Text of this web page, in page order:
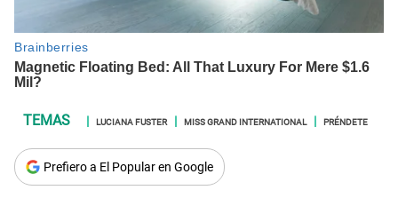
LUCIANA FUSTER MISS GRAND INTERNATIONAL PRÉNDETE
Prefiero a El Popular en Google